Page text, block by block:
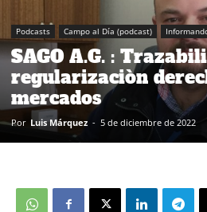
Podcasts Campo al Día (podcast)
SAGO A.G. :
regularizaciòn
mercados
Por Luis Márquez - 5 de diciembre de 2022